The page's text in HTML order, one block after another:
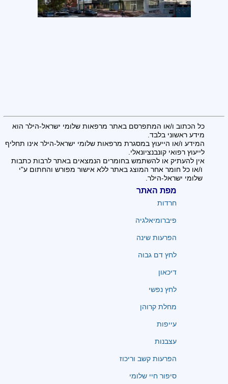
כל הכתוב ו/או המתפרסם באתר מרפאות שלומי ישראל-הילר הוא
מידע ראשוני בלבד.
המידע ו/או הייעוץ במסגרת מרפאות שלומי ישראל-הילר אינו תחליף
לייעוץ רפואי קונבנציונאלי.
אין להעתיק או להשתמש בחומרים הנמצאים באתר לרבות כתבות
ו/או כל חומר אחר המוצג באתר ללא אישור מפורש והחתום ע"י
שלומי ישראל-הילר.
מפת האתר
חרדות
פיברומיאלגיה
הפרעות שינה
לחץ דם גבוה
דיכאון
לחץ נפשי
מחלת קרוהן
עייפות
עצבנות
הפרעות קשב וריכוז
סיפור חיי שלומי